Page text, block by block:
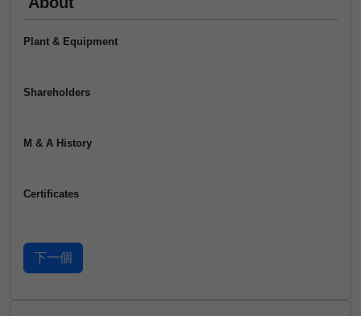
Plant & Equipment
Shareholders
M & A History
Certificates